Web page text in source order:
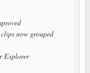
now grouped
Explorer